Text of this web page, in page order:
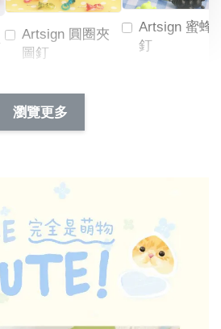
Artsign 圓圈夾
圖釘
NT$ 19.00
NT$ 66.00
Artsign 蜜蜂
釘
瀏覽更多